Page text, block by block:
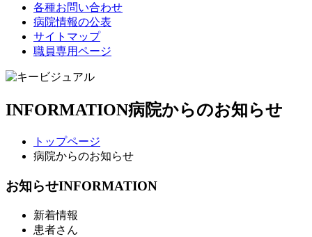
各種お問い合わせ
病院情報の公表
サイトマップ
職員専用ページ
INFORMATION病院からのお知らせ
トップページ
病院からのお知らせ
お知らせINFORMATION
新着情報
患者さん